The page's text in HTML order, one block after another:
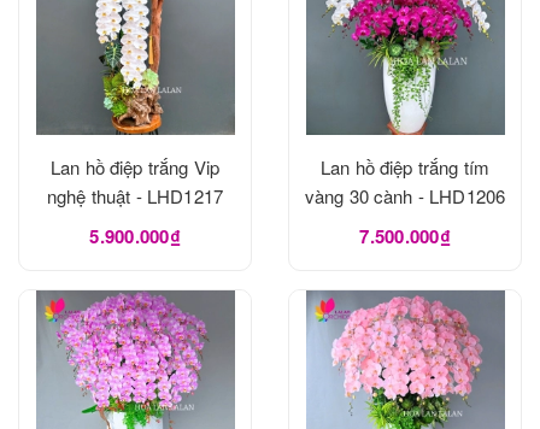
Lan hồ điệp trắng Vip
nghệ thuật - LHD1217
5.900.000₫
Lan hồ điệp trắng tím
vàng 30 cành - LHD1206
7.500.000₫